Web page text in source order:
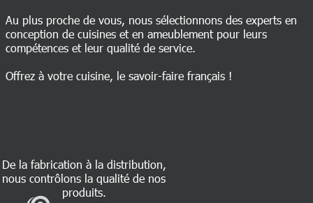
Au plus proche de vous, nous sélectionnons des experts en
conception de cuisines et en ameublement pour leurs
compétences et leur qualité de service.
Offrez à votre cuisine, le savoir-faire français !
De la fabrication à la distribution,
nous contrôlons la qualité de nos
produits.